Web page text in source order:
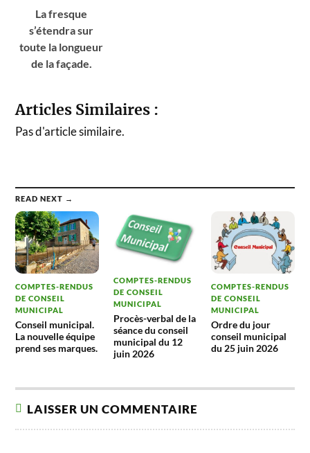
La fresque
s’étendra sur
toute la longueur
de la façade.
Articles Similaires :
Pas d'article similaire.
READ NEXT →
COMPTES-RENDUS
DE CONSEIL
MUNICIPAL
Conseil municipal.
La nouvelle équipe
prend ses marques.
COMPTES-RENDUS
DE CONSEIL
MUNICIPAL
Procès-verbal de la
séance du conseil
municipal du 12
juin 2026
COMPTES-RENDUS
DE CONSEIL
MUNICIPAL
Ordre du jour
conseil municipal
du 25 juin 2026
LAISSER UN COMMENTAIRE